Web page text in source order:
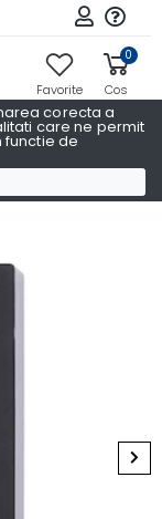
corecta a
care ne permit
functie de
Favorite
0
Cos